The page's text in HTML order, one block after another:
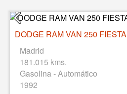
DODGE RAM VAN 250 FIESTA
Madrid
181.015 kms.
Gasolina - Automático
1992